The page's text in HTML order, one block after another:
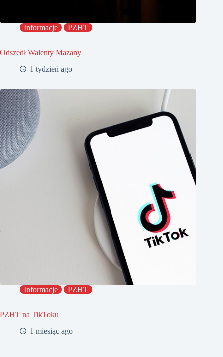
Informacje PZHT
Odszedł Walenty Mazany
1 tydzień ago
Informacje PZHT
PZHT na TikToku
1 miesiąc ago